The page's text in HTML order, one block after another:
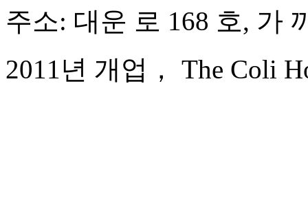
주소: 대운 로 168 호, 가
2011년 개업， The Coli